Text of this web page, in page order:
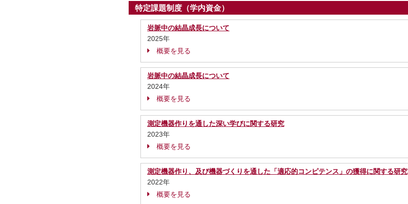
特定課題制度（学内資金）
岩脈中の結晶成長について
2025年
概要を見る
岩脈中の結晶成長について
2024年
概要を見る
測定機器作りを通した深い学びに関する研究
2023年
概要を見る
測定機器作り、及び機器づくりを通した「適応的コンピテンス」の獲得に関する研究
2022年
概要を見る